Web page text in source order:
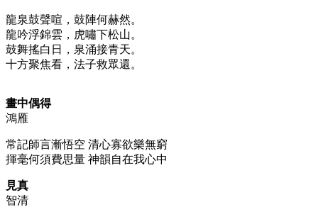
龍泉鼓聲喧，鼓陣何赫然。
龍吟浮錦雲，虎嘯下松山。
鼓舞搖白日，泉涌接青天。
十方聚焦看，法子救眾還。
畫中偶得
鴻雁
常記師言漸悟空 清心寡欲樂無窮
揮毫何須費思量 神韻自在我心中
見真
智清